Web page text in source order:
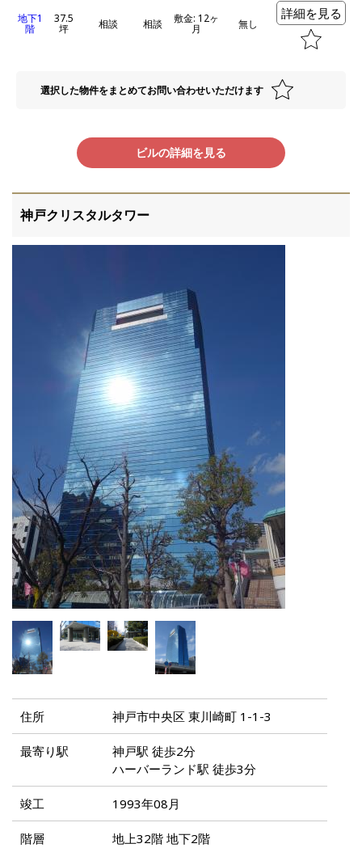
地下1
階
37.5
坪 相談 相談 敷金: 12ヶ
月 無し
詳細を見る
選択した物件をまとめてお問い合わせいただけます
ビルの詳細を見る
神戸クリスタルタワー
住所 神戸市中央区 東川崎町 1-1-3
最寄り駅
神戸駅 徒歩2分
ハーバーランド駅 徒歩3分
竣工 1993年08月
階層 地上32階 地下2階